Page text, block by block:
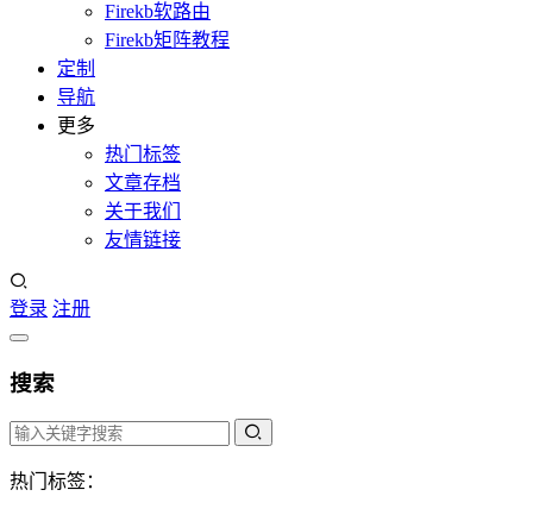
Firekb软路由
Firekb矩阵教程
定制
导航
更多
热门标签
文章存档
关于我们
友情链接
登录 注册
搜索
热门标签：